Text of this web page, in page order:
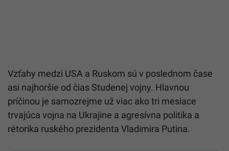
Vzťahy medzi USA a Ruskom sú v poslednom čase
asi najhoršie od čias Studenej vojny. Hlavnou
príčinou je samozrejme už viac ako tri mesiace
trvajúca vojna na Ukrajine a agresívna politika a
rétorika ruského prezidenta Vladimira Putina.